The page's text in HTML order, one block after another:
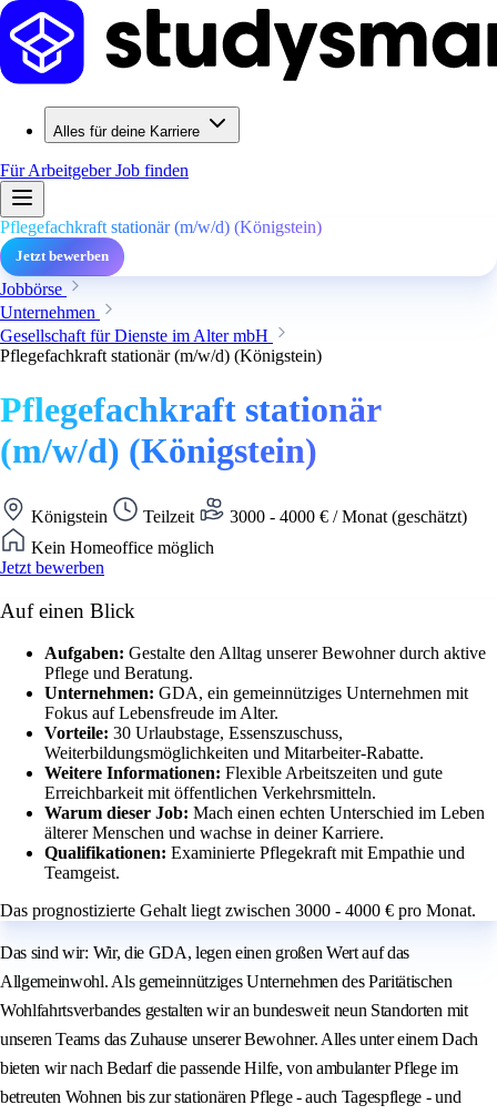
Alles für deine Karriere
Für ArbeitgeberJob finden
Pflegefachkraft stationär (m/w/d) (Königstein)
Jetzt bewerben
Jobbörse
Unternehmen
Gesellschaft für Dienste im Alter mbH
Pflegefachkraft stationär (m/w/d) (Königstein)
Pflegefachkraft stationär
(m/w/d) (Königstein)
Königstein Teilzeit
3000 - 4000 € / Monat (geschätzt)
Kein Homeoffice möglich
Jetzt bewerben
Auf einen Blick
Aufgaben: Gestalte den Alltag unserer Bewohner durch aktive
Pflege und Beratung.
Unternehmen: GDA, ein gemeinnütziges Unternehmen mit
Fokus auf Lebensfreude im Alter.
Vorteile: 30 Urlaubstage, Essenszuschuss,
Weiterbildungsmöglichkeiten und Mitarbeiter-Rabatte.
Weitere Informationen: Flexible Arbeitszeiten und gute
Erreichbarkeit mit öffentlichen Verkehrsmitteln.
Warum dieser Job: Mach einen echten Unterschied im Leben
älterer Menschen und wachse in deiner Karriere.
Qualifikationen: Examinierte Pflegekraft mit Empathie und
Teamgeist.
Das prognostizierte Gehalt liegt zwischen 3000 - 4000 € pro Monat.
Das sind wir: Wir, die GDA, legen einen großen Wert auf das
Allgemeinwohl. Als gemeinnütziges Unternehmen des Paritätischen
Wohlfahrtsverbandes gestalten wir an bundesweit neun Standorten mit
unseren Teams das Zuhause unserer Bewohner. Alles unter einem Dach
bieten wir nach Bedarf die passende Hilfe, von ambulanter Pflege im
betreuten Wohnen bis zur stationären Pflege - auch Tagespflege - und